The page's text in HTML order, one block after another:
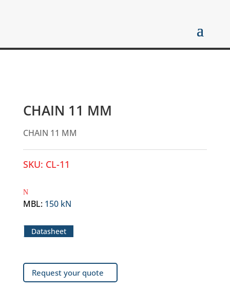
CHAIN 11 MM
CHAIN 11 MM
SKU: CL-11
MBL: 150 kN
Datasheet
Request your quote